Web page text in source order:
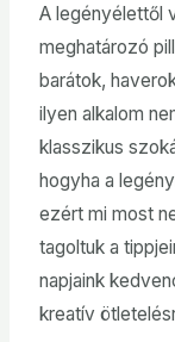
A legényélettől
meghatározó
barátok,
ilyen alkalom
klasszikus
hogyha a
ezért mi most
tagoltuk a
napjaink
kreatív